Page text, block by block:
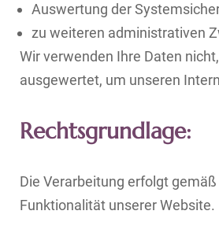
Auswertung der
zu weiteren administrativen
Wir verwenden Ihre Daten
ausgewertet, um unseren
Rechtsgrundlage:
Die Verarbeitung erfolgt
Funktionalität unserer Website.